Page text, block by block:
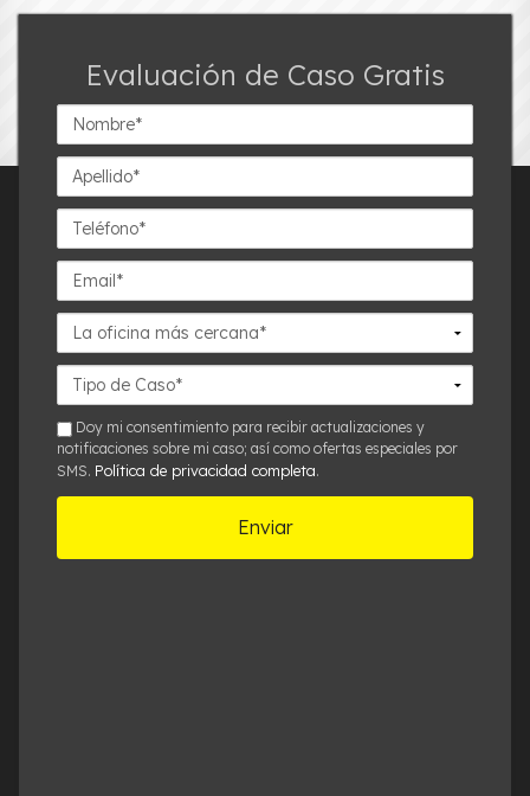
Evaluación de Caso Gratis
Nombre*
Apellido*
Teléfono*
Email*
La
oficina
más
cercana*
Detalles
del
Caso*
smsDoy mi consentimiento para recibir actualizaciones y
notificaciones sobre mi caso; así como ofertas especiales por
SMS. Política de privacidad completa.